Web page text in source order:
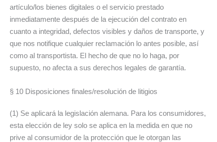
artículo/los bienes digitales o el servicio prestado
inmediatamente después de la ejecución del contrato en
cuanto a integridad, defectos visibles y daños de transporte, y
que nos notifique cualquier reclamación lo antes posible, así
como al transportista. El hecho de que no lo haga, por
supuesto, no afecta a sus derechos legales de garantía.
§ 10 Disposiciones finales/resolución de litigios
(1) Se aplicará la legislación alemana. Para los consumidores,
esta elección de ley solo se aplica en la medida en que no
prive al consumidor de la protección que le otorgan las